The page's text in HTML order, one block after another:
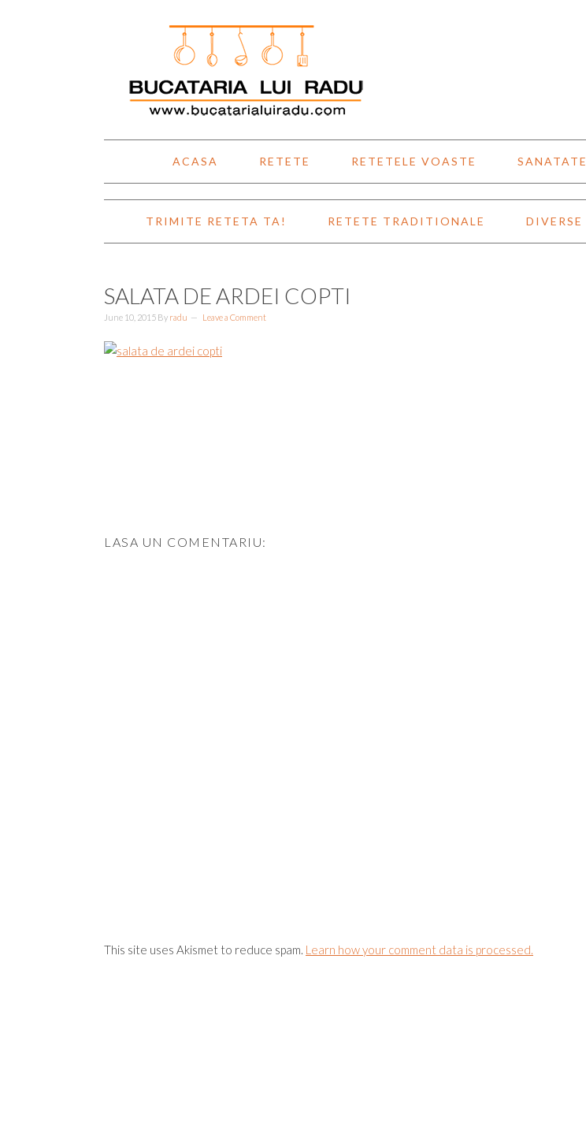
ACASA RETETE RETETELE VOASTE SANATATE
TRIMITE RETETA TA! RETETE TRADITIONALE DIVERSE
SALATA DE ARDEI COPTI
June 10, 2015 By radu Leave a Comment
LASA UN COMENTARIU:
This site uses Akismet to reduce spam. Learn how your comment data is processed.